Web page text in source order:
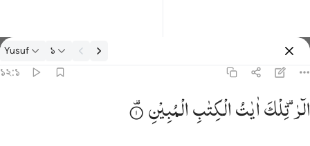
তাফসির: Yusuf ১২:১
Yusuf ১
১২:১
الٓر ۚ تِلْكَ ءَايَـٰتُ ٱلْكِتَـٰبِ ٱلْمُبِينِ ١
الٓرٰ ۫تِلْكَاٰیٰتُالْكِتٰبِالْمُبِیْنِ